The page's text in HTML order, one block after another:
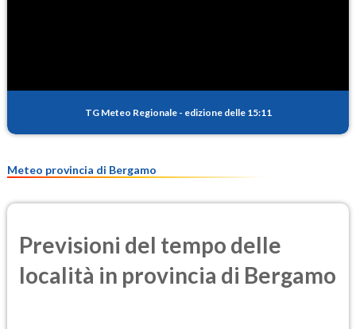
TG Meteo Regionale - edizione delle 15:11
Meteo provincia di Bergamo
Previsioni del tempo delle
località in provincia di Bergamo